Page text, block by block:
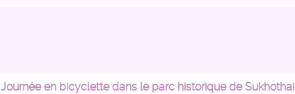
Journée en bicyclette dans le parc historique de Sukhothai